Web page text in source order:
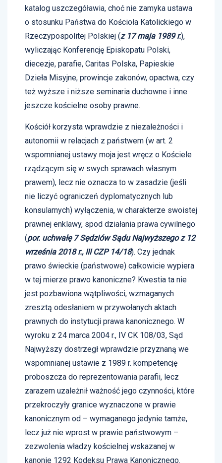
katalog uszczegóławia, choć nie zamyka ustawa
o stosunku Państwa do Kościoła Katolickiego w
Rzeczypospolitej Polskiej (z 17 maja 1989 r.),
wyliczając Konferencję Episkopatu Polski,
diecezje, parafie, Caritas Polska, Papieskie
Dzieła Misyjne, prowincje zakonów, opactwa, czy
też wyższe i niższe seminaria duchowne i inne
jeszcze kościelne osoby prawne.
Kościół korzysta wprawdzie z niezależności i
autonomii w relacjach z państwem (w art. 2
wspomnianej ustawy moja jest wręcz o Kościele
rządzącym się w swych sprawach własnym
prawem), lecz nie oznacza to w zasadzie (jeśli
nie liczyć ograniczeń dyplomatycznych lub
konsularnych) wyłączenia, w charakterze swoistej
prawnej enklawy, spod działania prawa cywilnego
(por. uchwałę 7 Sędziów Sądu Najwyższego z 12
września 2018 r., III CZP 14/18). Czy jednak
prawo świeckie (państwowe) całkowicie wypiera
w tej mierze prawo kanoniczne? Kwestia ta nie
jest pozbawiona wątpliwości, wzmaganych
zresztą odesłaniem w przywołanych aktach
prawnych do instytucji prawa kanonicznego. W
wyroku z 24 marca 2004 r., IV CK 108/03, Sąd
Najwyższy dostrzegł wprawdzie przyznaną we
wspomnianej ustawie z 1989 r. kompetencję
proboszcza do reprezentowania parafii, lecz
zarazem uzależnił ważność jego czynności, które
przekroczyły granice wyznaczone w prawie
kanonicznym od – wymaganego jedynie tamże,
lecz już nie wprost w prawie państwowym –
zezwolenia władzy kościelnej wskazanej w
kanonie 1292 Kodeksu Prawa Kanonicznego.